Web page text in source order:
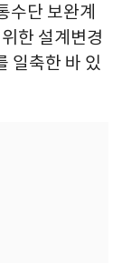
수단 보완계
한 설계변경
일축한 바 있